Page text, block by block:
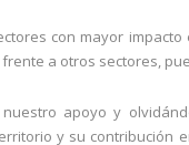
con mayor
a otros sectores,
apoyo y
y su contribución